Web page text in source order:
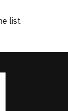
list.